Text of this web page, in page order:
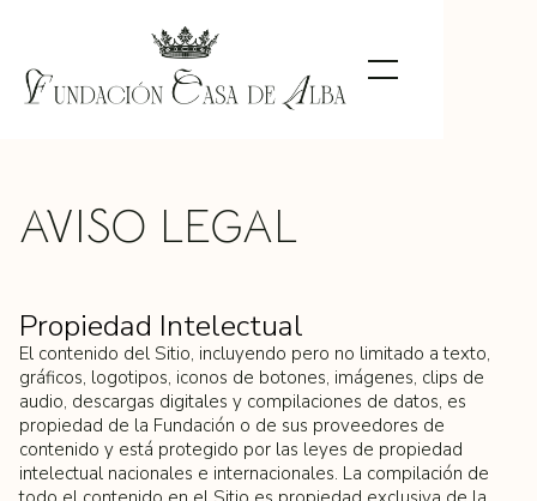
AVISO LEGAL
Propiedad Intelectual
El contenido del Sitio, incluyendo pero no limitado a texto,
gráficos, logotipos, iconos de botones, imágenes, clips de
audio, descargas digitales y compilaciones de datos, es
propiedad de la Fundación o de sus proveedores de
contenido y está protegido por las leyes de propiedad
intelectual nacionales e internacionales. La compilación de